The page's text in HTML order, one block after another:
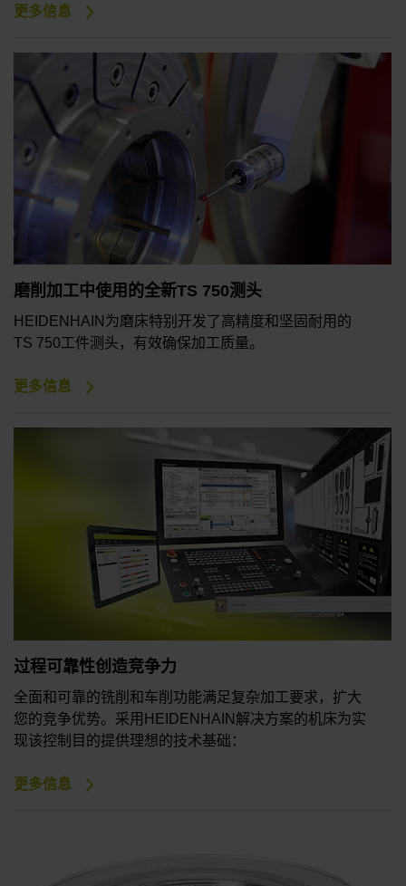
更多信息
磨削加工中使用的全新TS 750测头
HEIDENHAIN为磨床特别开发了高精度和坚固耐用的
TS 750工件测头，有效确保加工质量。
更多信息
过程可靠性创造竞争力
全面和可靠的铣削和车削功能满足复杂加工要求，扩大
您的竞争优势。采用HEIDENHAIN解决方案的机床为实
现该控制目的提供理想的技术基础：
更多信息